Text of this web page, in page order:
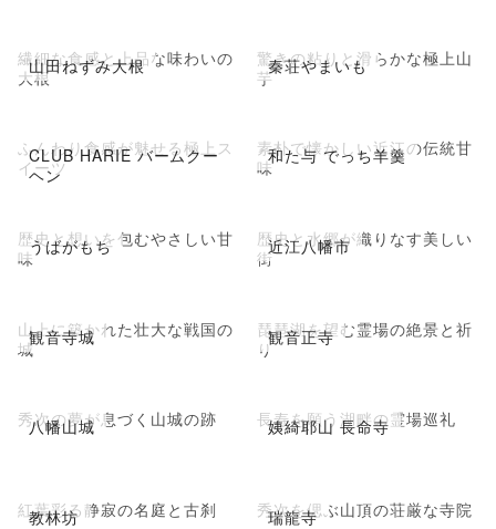
山田ねずみ大根
繊細な食感と上品な味わいの
大根
秦荘やまいも
驚きの粘りと滑らかな極上山
芋
CLUB HARIE バームクー
ヘン
ふんわり食感が魅せる極上ス
イーツ
和た与 でっち羊羹
素朴で懐かしい近江の伝統甘
味
うばがもち
歴史と想いを包むやさしい甘
味
近江八幡市
歴史と水郷が織りなす美しい
街
観音寺城
山上に築かれた壮大な戦国の
城
観音正寺
琵琶湖を望む霊場の絶景と祈
り
八幡山城
秀次の夢が息づく山城の跡 姨綺耶山 長命寺
長寿を願う湖畔の霊場巡礼
教林坊
紅葉彩る静寂の名庭と古刹 瑞龍寺
秀次を偲ぶ山頂の荘厳な寺院